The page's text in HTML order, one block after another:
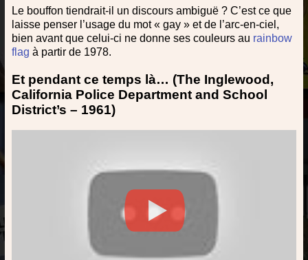
Le bouffon tiendrait-il un discours ambiguë ? C’est ce que
laisse penser l’usage du mot « gay » et de l’arc-en-ciel,
bien avant que celui-ci ne donne ses couleurs au rainbow
flag à partir de 1978.
Et pendant ce temps là… (The Inglewood,
California Police Department and School
District’s – 1961)